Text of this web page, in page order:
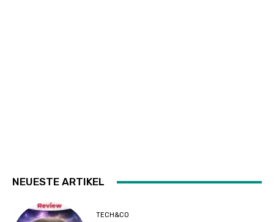
NEUESTE ARTIKEL
TECH&CO